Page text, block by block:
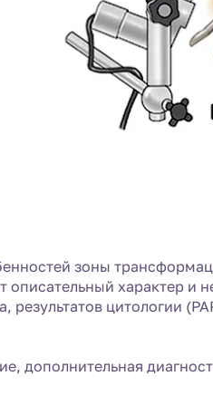
зоны
характер и
цитологии
дополнительная